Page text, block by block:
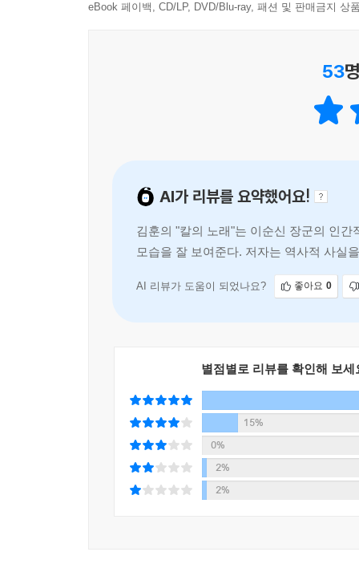
eBook 페이백, CD/LP, DVD/Blu-ray, 패션 및 판매금지 상
53
AI가 리뷰를 요약했어요!
김훈의 "칼의 노래"는 이순신 장군의 인
모습을 잘 보여준다. 저자는 역사적 사실
별점별로 리뷰를 확인해 보세
0%
2%